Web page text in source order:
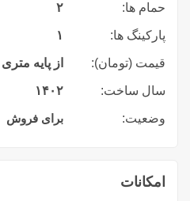
حمام ها: ۲
پارکینگ ها: ۱
قیمت (تومان): از پایه متری
سال ساخت: ۱۴۰۲
وضعیت: برای فروش
امکانات